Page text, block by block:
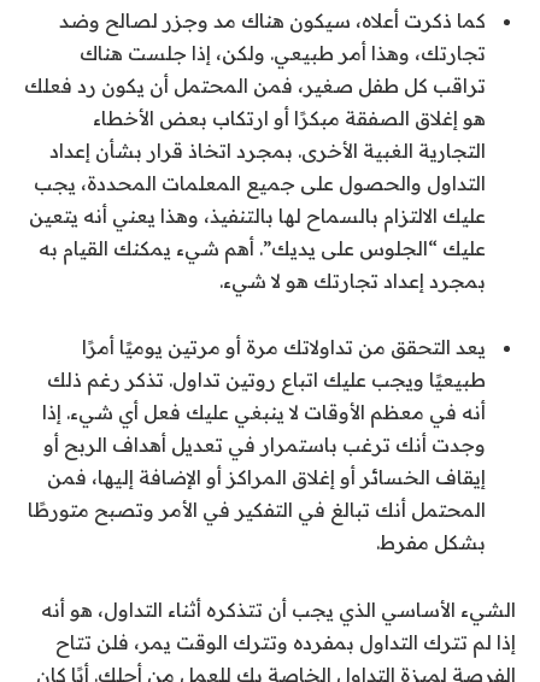
كما ذكرت أعلاه، سيكون هناك مد وجزر لصالح وضد
تجارتك، وهذا أمر طبيعي. ولكن، إذا جلست هناك
تراقب كل طفل صغير، فمن المحتمل أن يكون رد فعلك
هو إغلاق الصفقة مبكرًا أو ارتكاب بعض الأخطاء
التجارية الغبية الأخرى. بمجرد اتخاذ قرار بشأن إعداد
التداول والحصول على جميع المعلمات المحددة، يجب
عليك الالتزام بالسماح لها بالتنفيذ، وهذا يعني أنه يتعين
عليك “الجلوس على يديك”. أهم شيء يمكنك القيام به
بمجرد إعداد تجارتك هو لا شيء.
يعد التحقق من تداولاتك مرة أو مرتين يوميًا أمرًا
طبيعيًا ويجب عليك اتباع روتين تداول. تذكر رغم ذلك
أنه في معظم الأوقات لا ينبغي عليك فعل أي شيء. إذا
وجدت أنك ترغب باستمرار في تعديل أهداف الربح أو
إيقاف الخسائر أو إغلاق المراكز أو الإضافة إليها، فمن
المحتمل أنك تبالغ في التفكير في الأمر وتصبح متورطًا
بشكل مفرط.
الشيء الأساسي الذي يجب أن تتذكره أثناء التداول، هو أنه
إذا لم تترك التداول بمفرده وتترك الوقت يمر، فلن تتاح
الفرصة لميزة التداول الخاصة بك للعمل من أجلك. أيًا كان